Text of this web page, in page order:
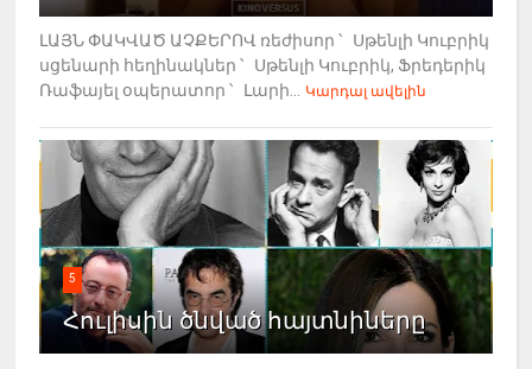
ԼԱՅՆ ՓԱԿՎԱԾ ԱՉՔԵՐՈՎ ռեժիսոր ՝ Սթենլի Կուբրիկ
սցենարի հեղինակներ ՝ Սթենլի Կուբրիկ, Ֆրեդերիկ
Ռաֆայել օպերատոր ՝ Լարի... Կարդալ ավելին
5
Հուլիսին ծնված հայտնիները